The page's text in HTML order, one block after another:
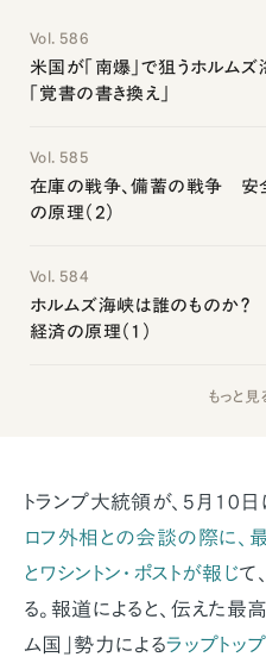
Vol. 586
米国が「南爆」で狙うホルム
「覚書の書き換え」
Vol. 585
在庫の戦争、備蓄の戦争 安
の原理（2）
Vol. 584
ホルムズ海峡は誰のものか
経済の原理（1）
もっと見
トランプ大統領が、5月10日
ロフ外相との会談の際に、
とワシントン・ポストが報じて
る。報道によると、伝えた最
ム国」勢力によるラップトッ